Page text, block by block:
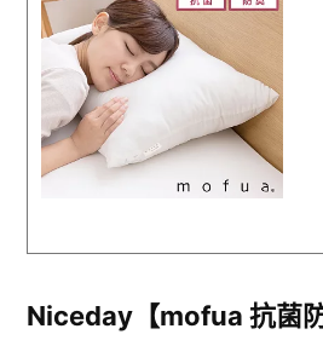
Niceday【mofua 抗菌